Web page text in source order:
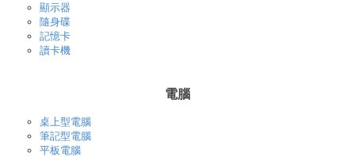
顯示器
隨身碟
記憶卡
讀卡機
電腦
桌上型電腦
筆記型電腦
平板電腦